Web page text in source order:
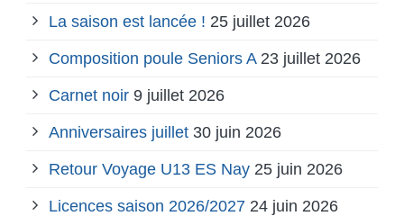
La saison est lancée ! 25 juillet 2026
Composition poule Seniors A 23 juillet 2026
Carnet noir 9 juillet 2026
Anniversaires juillet 30 juin 2026
Retour Voyage U13 ES Nay 25 juin 2026
Licences saison 2026/2027 24 juin 2026